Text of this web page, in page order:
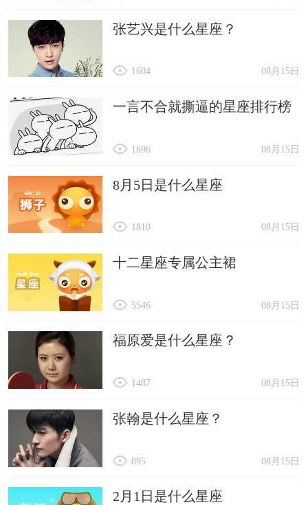
张艺兴是什么星座？
08月15日
1604
一言不合就撕逼的星座排行榜
08月15日
1696
8月5日是什么星座
08月15日
1810
十二星座专属公主裙
08月15日
5546
福原爱是什么星座？
08月15日
1487
张翰是什么星座？
08月15日
895
2月1日是什么星座